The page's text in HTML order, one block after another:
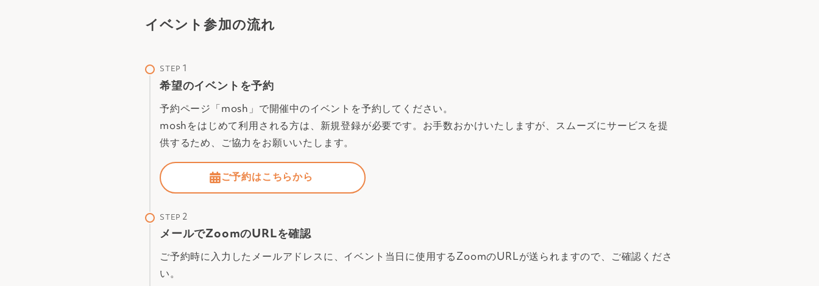
イベント参加の流れ
STEP
希望のイベントを予約
予約ページ「mosh」で開催中のイベントを予約してください。
moshをはじめて利用される方は、新規登録が必要です。お手数おかけいたしますが、スムーズにサービスを提
供するため、ご協力をお願いいたします。
ご予約はこちらから
STEP
メールでZoomのURLを確認
ご予約時に入力したメールアドレスに、イベント当日に使用するZoomのURLが送られますので、ご確認くださ
い。